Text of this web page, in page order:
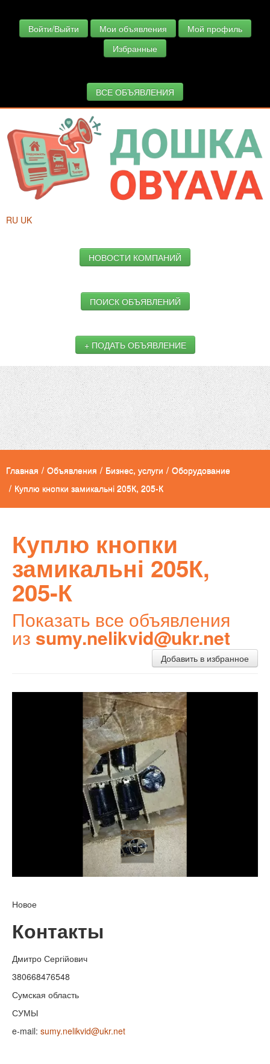
Войти/Выйти Мои объявления
Мой профиль
Избранные
ВСЕ ОБЪЯВЛЕНИЯ
RU UK
НОВОСТИ КОМПАНИЙ
ПОИСК ОБЪЯВЛЕНИЙ
+ ПОДАТЬ ОБЪЯВЛЕНИЕ
Главная / Объявления / Бизнес, услуги / Оборудование
/ Куплю кнопки замикальні 205К, 205-К
Куплю кнопки
замикальні 205К,
205-К
Показать все объявления
из sumy.nelikvid@ukr.net
Добавить в избранное
Новое
Контакты
Дмитро Сергійович
380668476548
Сумская область
СУМЫ
e-mail: sumy.nelikvid@ukr.net